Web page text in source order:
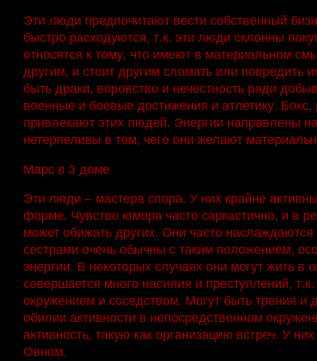
Эти люди предпочитают вести собственный
быстро расходуются, т.к. эти люди склонны
относятся к тому, что имеют в материальном
другим, и стоит другим сломать или повредить
быть драки, воровство и нечестность ради
военные и боевые достижения и атлетику.
привлекают этих людей. Энергии направлены
нетерпеливы в том, чего они желают
Марс в 3 доме
Эти люди – мастера спора. У них крайне
форме. Чувство юмора часто саркастично, и в
может обижать других. Они часто
сестрами очень обычны с таким положением,
энергии. В некоторых случаях они могут жить
совершается много насилия и преступлений,
окружением и соседством. Могут быть трения
обилии активности в непосредственном
активность, такую как организацию встреч. У
Овном.